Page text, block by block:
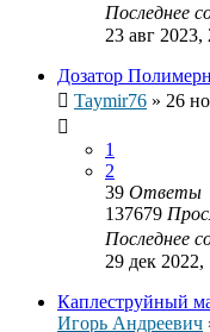
Последнее
23 авг 2023,
Дозатор
Taymir76 » 26
1
2
39 Ответы
137679
Последнее
29 дек 2022,
Каплеструйный
Игорь Андреевич